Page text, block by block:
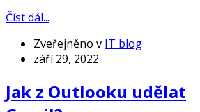
Číst dál...
Zveřejněno v IT blog
září 29, 2022
Jak z Outlooku udělat